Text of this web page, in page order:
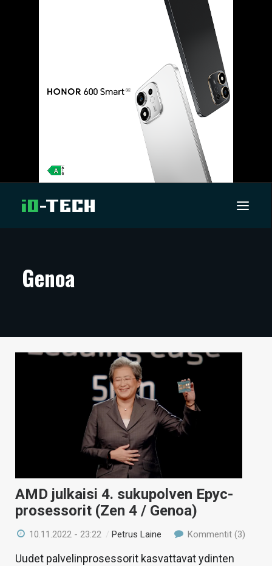
ARTIKKELIT
TECHBBS
HAKU
Genoa
AMD julkaisi 4. sukupolven Epyc-
prosessorit (Zen 4 / Genoa)
10.11.2022 - 23:22 / Petrus Laine Kommentit (3)
Uudet palvelinprosessorit kasvattavat ydinten